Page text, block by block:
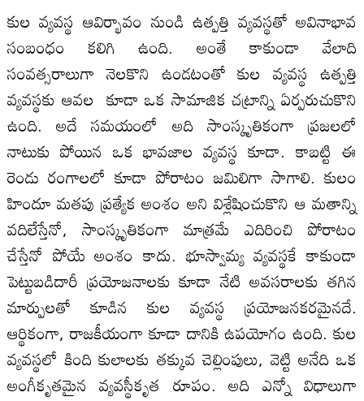
కుల వ్యవస్థ ఆవిర్భావం నుండి ఉత్పత్తి వ్యవస్థతో అవినాభావ
సంబంధం కలిగి ఉంది. అంతే కాకుండా వేలాది
సంవత్సరాలుగా నెలకొని ఉండటంతో కుల వ్యవస్థ ఉత్పత్తి
వ్యవస్థకు ఆవల కూడా ఒక సామాజిక చట్రాన్ని ఏర్పరుచుకొని
ఉంది. అదే సమయంలో అది సాంస్కృతికంగా ప్రజలలో
నాటుకు పోయిన ఒక భావజాల వ్యవస్థ కూడా. కాబట్టి ఈ
రెండు రంగాలలో కూడా పోరాటం జమిలిగా సాగాలి. కులం
హిందూ మతపు ప్రత్యేక అంశం అని విశ్లేషించుకొని ఆ మతాన్ని
వదిలేస్తేనో, సాంస్కృతికంగా మాత్రమే ఎదిరించి పోరాటం
చేస్తేనో పోయే అంశం కాదు. భూస్వామ్య వ్యవస్థకే కాకుండా
పెట్టుబడిదారీ ప్రయోజనాలకు కూడా నేటి అవసరాలకు తగిన
మార్పులతో కూడిన కుల వ్యవస్థ ప్రయోజనకరమైనదే.
ఆర్థికంగా, రాజకీయంగా కూడా దానికి ఉపయోగం ఉంది. కుల
వ్యవస్థలో కింది కులాలకు తక్కువ చెల్లింపులు, వెట్టి అనేది ఒక
అంగీకృతమైన వ్యవస్థీకృత రూపం. అది ఎన్నో విధాలుగా